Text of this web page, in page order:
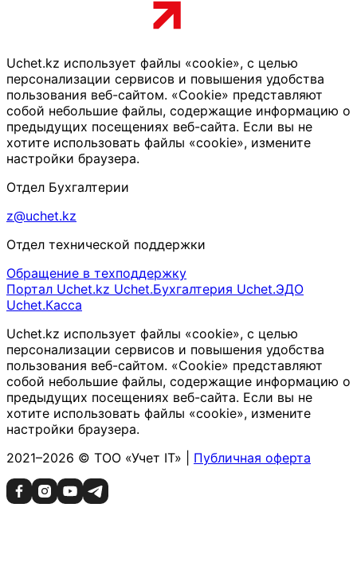
Uchet.kz использует файлы «cookie», с целью
персонализации сервисов и повышения удобства
пользования веб-сайтом. «Cookie» представляют
собой небольшие файлы, содержащие информацию о
предыдущих посещениях веб-сайта. Если вы не
хотите использовать файлы «cookie», измените
настройки браузера.
Отдел Бухгалтерии
z@uchet.kz
Отдел технической поддержки
Обращение в техподдержку
Портал Uchet.kz Uchet.Бухгалтерия Uchet.ЭДО
Uchet.Касса
Uchet.kz использует файлы «cookie», с целью
персонализации сервисов и повышения удобства
пользования веб-сайтом. «Cookie» представляют
собой небольшие файлы, содержащие информацию о
предыдущих посещениях веб-сайта. Если вы не
хотите использовать файлы «cookie», измените
настройки браузера.
2021–2026 © ТОО «Учет IT» | Публичная оферта